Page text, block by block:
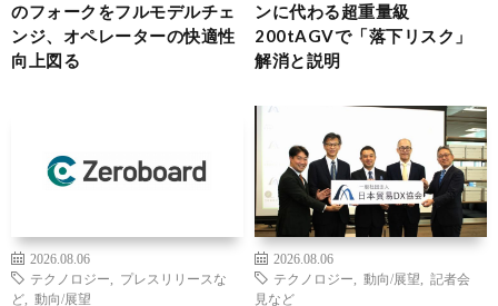
のフォークをフルモデルチェ
ンジ、オペレーターの快適性
向上図る
ンに代わる超重量級
200tAGVで「落下リスク」
解消と説明
2026.08.06
テクノロジー
プレスリリースな
ど
動向/展望
2026.08.06
テクノロジー
動向/展望
記者会
見など